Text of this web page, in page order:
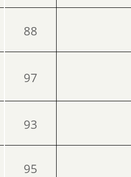
88
97
93
95